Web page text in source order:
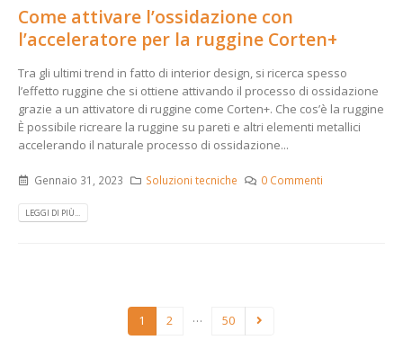
Come attivare l’ossidazione con
l’acceleratore per la ruggine Corten+
Tra gli ultimi trend in fatto di interior design, si ricerca spesso
l’effetto ruggine che si ottiene attivando il processo di ossidazione
grazie a un attivatore di ruggine come Corten+. Che cos’è la ruggine
È possibile ricreare la ruggine su pareti e altri elementi metallici
accelerando il naturale processo di ossidazione...
Gennaio 31, 2023 Soluzioni tecniche 0 Commenti
LEGGI DI PIÙ...
1 2 … 50